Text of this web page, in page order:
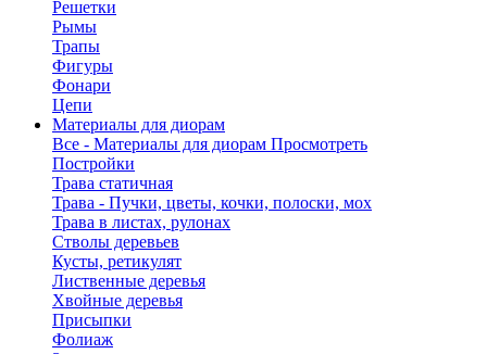
Решетки
Рымы
Трапы
Фигуры
Фонари
Цепи
Материалы для диорам
Все - Материалы для диорам Просмотреть
Постройки
Трава статичная
Трава - Пучки, цветы, кочки, полоски, мох
Трава в листах, рулонах
Стволы деревьев
Кусты, ретикулят
Лиственные деревья
Хвойные деревья
Присыпки
Фолиаж